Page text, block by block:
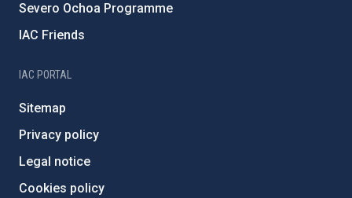
Severo Ochoa Programme
IAC Friends
IAC PORTAL
Sitemap
Privacy policy
Legal notice
Cookies policy